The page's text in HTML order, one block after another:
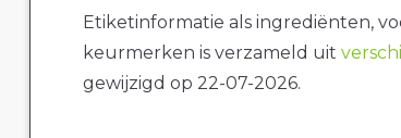
Etiketinformatie als ingrediënten,
keurmerken is verzameld uit
gewijzigd op 22-07-2026.